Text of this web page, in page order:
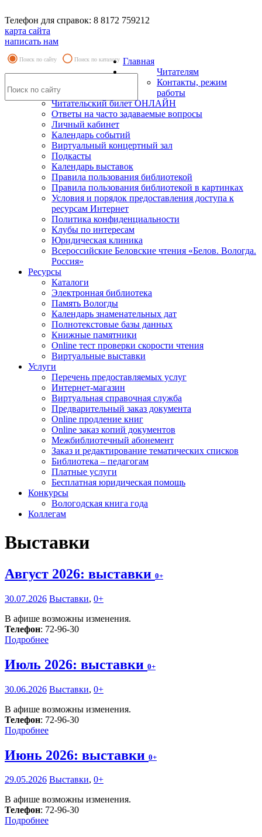
Телефон для справок: 8 8172 759212
карта сайта
написать нам
Поиск по сайту Поиск по каталогу Главная
Читателям
Контакты, режим
работы
Читательский билет ОНЛАЙН
Ответы на часто задаваемые вопросы
Личный кабинет
Календарь событий
Виртуальный концертный зал
Подкасты
Календарь выставок
Правила пользования библиотекой
Правила пользования библиотекой в картинках
Условия и порядок предоставления доступа к
ресурсам Интернет
Политика конфиденциальности
Клубы по интересам
Юридическая клиника
Всероссийские Беловские чтения «Белов. Вологда.
Россия»
Ресурсы
Каталоги
Электронная библиотека
Память Вологды
Календарь знаменательных дат
Полнотекстовые базы данных
Книжные памятники
Online тест проверки скорости чтения
Виртуальные выставки
Услуги
Перечень предоставляемых услуг
Интернет-магазин
Виртуальная справочная служба
Предварительный заказ документа
Online продление книг
Online заказ копий документов
Межбиблиотечный абонемент
Заказ и редактирование тематических списков
Библиотека – педагогам
Платные услуги
Бесплатная юридическая помощь
Конкурсы
Вологодская книга года
Коллегам
Выставки
Август 2026: выставки 0+
30.07.2026 Выставки, 0+
В афише возможны изменения.
Телефон: 72-96-30
Подробнее
Июль 2026: выставки 0+
30.06.2026 Выставки, 0+
В афише возможны изменения.
Телефон: 72-96-30
Подробнее
Июнь 2026: выставки 0+
29.05.2026 Выставки, 0+
В афише возможны изменения.
Телефон: 72-96-30
Подробнее